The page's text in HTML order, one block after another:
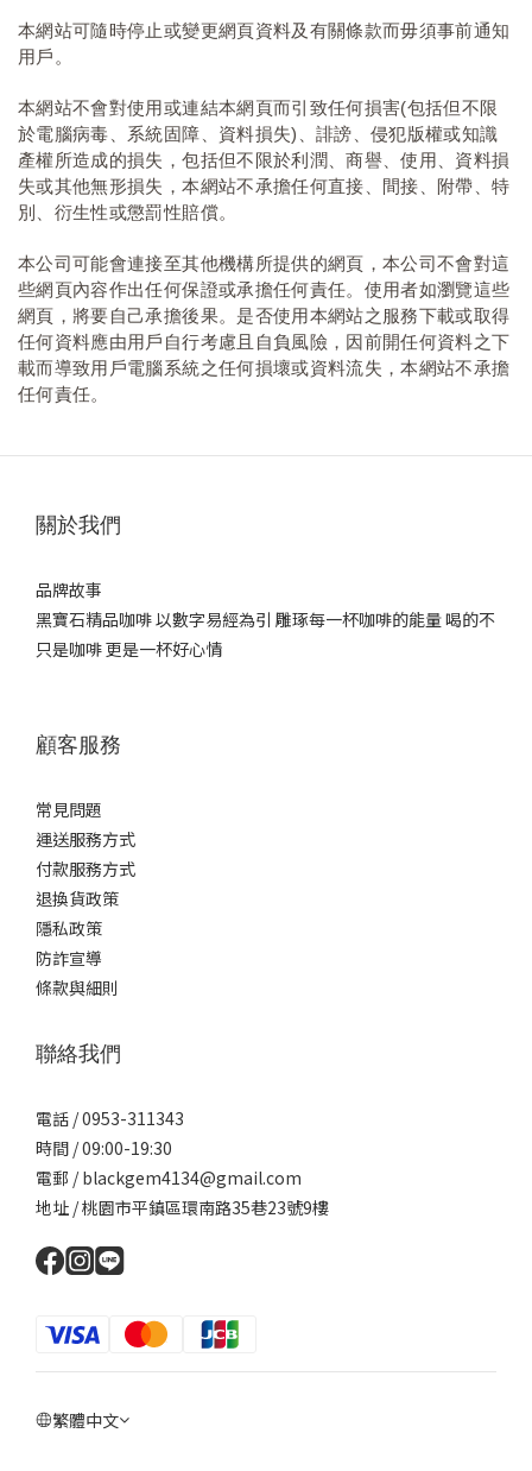
本網站可隨時停止或變更網頁資料及有關條款而毋須事前通知
用戶。
本網站不會對使用或連結本網頁而引致任何損害(包括但不限
於電腦病毒、系統固障、資料損失)、誹謗、侵犯版權或知識
產權所造成的損失，包括但不限於利潤、商譽、使用、資料損
失或其他無形損失，本網站不承擔任何直接、間接、附帶、特
別、衍生性或懲罰性賠償。
本公司可能會連接至其他機構所提供的網頁，本公司不會對這
些網頁內容作出任何保證或承擔任何責任。使用者如瀏覽這些
網頁，將要自己承擔後果。是否使用本網站之服務下載或取得
任何資料應由用戶自行考慮且自負風險，因前開任何資料之下
載而導致用戶電腦系統之任何損壞或資料流失，本網站不承擔
任何責任。
關於我們
品牌故事
黑寶石精品咖啡 以數字易經為引 雕琢每一杯咖啡的能量 喝的不
只是咖啡 更是一杯好心情
顧客服務
常見問題
運送服務方式
付款服務方式
退換貨政策
隱私政策
防詐宣導
條款與細則
聯絡我們
電話 / 0953-311343
時間 / 09:00-19:30
電郵 / blackgem4134@gmail.com
地址 / 桃園市平鎮區環南路35巷23號9樓
繁體中文